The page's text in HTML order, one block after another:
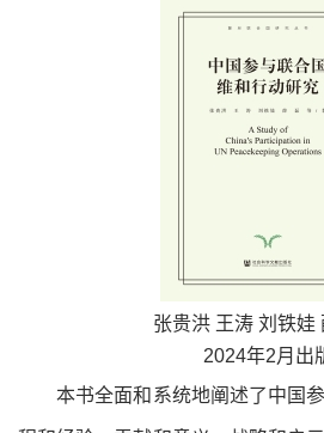
张贵洪 王涛 刘铁娃
2024年2月 出
本书全面和系统地阐述了中国参